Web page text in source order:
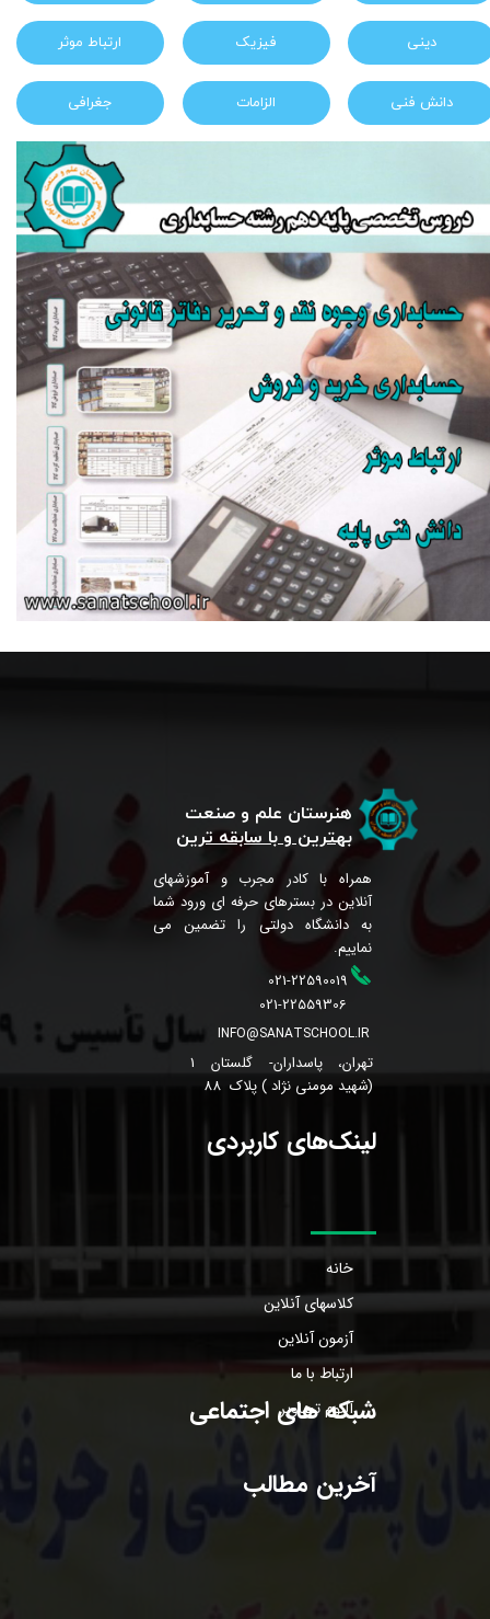
دینی فیزیک ارتباط موثر
دانش فنی الزامات جغرافی
هنرستان علم و صنعت
بهترین و با سابقه ترین
همراه با کادر مجرب و آموزشهای
آنلاین در بسترهای حرفه ای ورود شما
به دانشگاه دولتی را تضمین می
نماییم.
021-22559306
INFO@SANATSCHOOL.IR
تهران، پاسداران- گلستان 1
(شهید مومنی نژاد ) پلاک 88
021-22590019
لینک‌های کاربردی
خانه
کلاسهای آنلاین
آزمون آنلاین
ارتباط با ما
آلبوم تصاویر
آخرین مطالب
شبکه های اجتماعی